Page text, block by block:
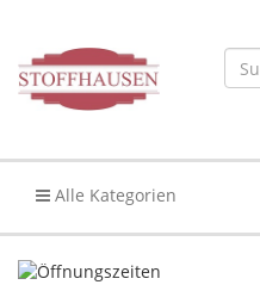
Alle Kategorien